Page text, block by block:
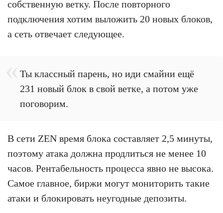
собственную ветку. После повторного
подключения хотим выложить 20 новых блоков,
а сеть отвечает следующее.
Ты классный парень, но иди смайни ещё
231 новый блок в свой ветке, а потом уже
поговорим.
В сети ZEN время блока составляет 2,5 минуты,
поэтому атака должна продлиться не менее 10
часов. Рентабельность процесса явно не высока.
Самое главное, биржи могут мониторить такие
атаки и блокировать неугодные депозиты.